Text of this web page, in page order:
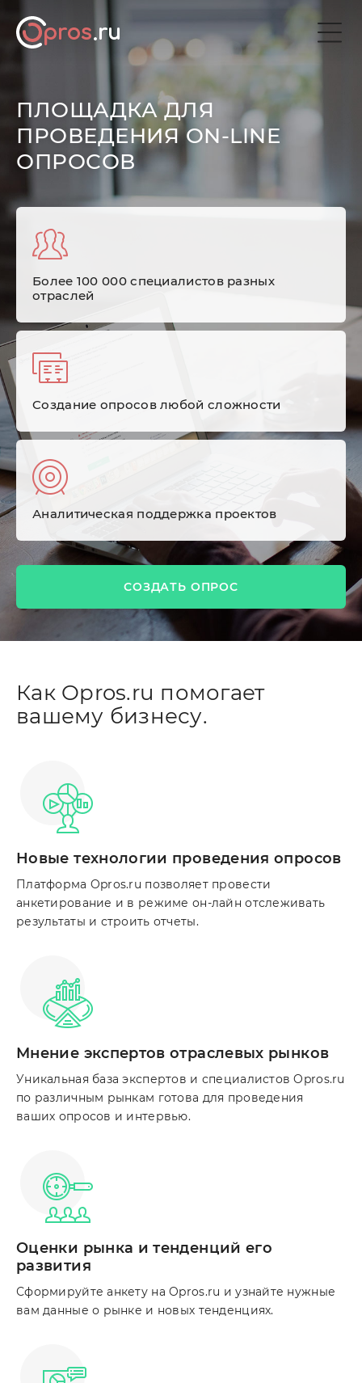
ПЛОЩАДКА ДЛЯ
ПРОВЕДЕНИЯ ON-LINE
ОПРОСОВ
Более 100 000 специалистов разных
отраслей
Cоздание опросов любой сложности
Аналитическая поддержка проектов
СОЗДАТЬ ОПРОС
Как Opros.ru помогает
вашему бизнесу.
Новые технологии проведения опросов
Платформа Opros.ru позволяет провести
анкетирование и в режиме он-лайн отслеживать
результаты и строить отчеты.
Мнение экспертов отраслевых рынков
Уникальная база экспертов и специалистов Opros.ru
по различным рынкам готова для проведения
ваших опросов и интервью.
Оценки рынка и тенденций его
развития
Сформируйте анкету на Opros.ru и узнайте нужные
вам данные о рынке и новых тенденциях.